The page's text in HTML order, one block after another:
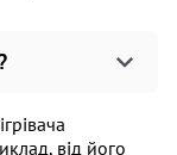
від його